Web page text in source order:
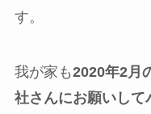
す。
我が家も2020年2月
社さんにお願いして